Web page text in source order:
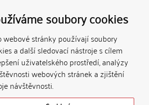
soubory cookies
webové stránky používají soubory
a další sledovací nástroje s cílem
uživatelského prostředí, analýzy
webových stránek a zjištění
návštěvnosti.
použity k
vydávány
jinou
než autora.
shall not
results of
any other
person